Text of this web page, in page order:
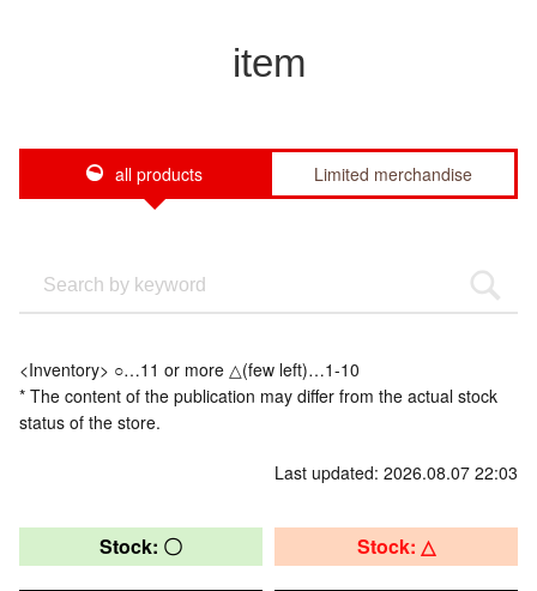
item
all products Limited merchandise
<Inventory> ○…11 or more △(few left)…1-10
* The content of the publication may differ from the actual stock
status of the store.
Last updated: 2026.08.07 22:03
Stock: 〇 Stock: △